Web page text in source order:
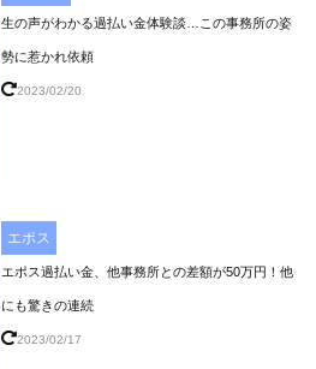
生の声がわかる過払い金体験談…この事務所の姿
勢に惹かれ依頼
2023/02/20
エポス
エポス過払い金、他事務所との差額が50万円！他
にも驚きの連続
2023/02/17